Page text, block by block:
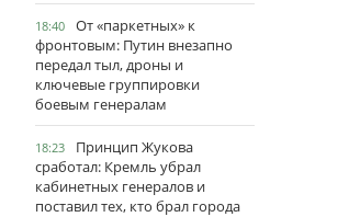
18:40
От «паркетных» к
фронтовым: Путин внезапно
передал тыл, дроны и
ключевые группировки
боевым генералам
18:23
Принцип Жукова
сработал: Кремль убрал
кабинетных генералов и
поставил тех, кто брал города